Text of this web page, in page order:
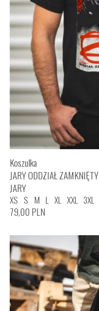
Koszulka
JARY ODDZIAŁ ZAMKNIĘTY
JARY
XS S M L XL XXL 3XL
79,00 PLN